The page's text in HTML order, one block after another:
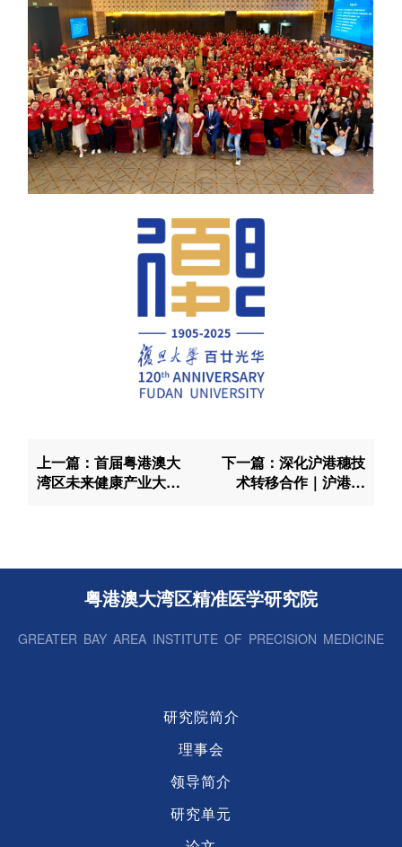
单细胞
分子与
类器官
创新
创新药物
上一篇：首届粤港澳大
湾区未来健康产业大会
下一篇：深化沪港穗技
术转移合作｜沪港智
粤港澳大湾区精准医学研究院
GREATER BAY AREA INSTITUTE OF PRECISION MEDICINE
研究院简介
理事会
领导简介
研究单元